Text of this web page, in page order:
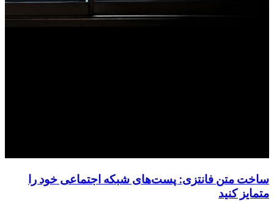
ساخت متن فانتزی: پست‌های شبکه اجتماعی خود را
متمایز کنید